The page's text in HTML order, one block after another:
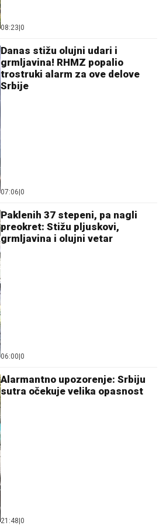
08:23 0
Danas stižu olujni udari i
grmljavina! RHMZ popalio
trostruki alarm za ove delove
Srbije
07:06 0
Paklenih 37 stepeni, pa nagli
preokret: Stižu pljuskovi,
grmljavina i olujni vetar
06:00 0
Alarmantno upozorenje: Srbiju
sutra očekuje velika opasnost
21:48 0